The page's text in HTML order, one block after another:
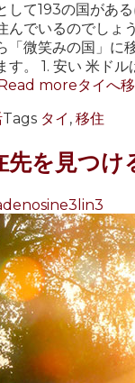
して193の国がある
んでいるのでしょ
「微笑みの国」に
す。 1. 安い 米ドル
moreタイへ
Tags タイ , 移住
先を見つけ